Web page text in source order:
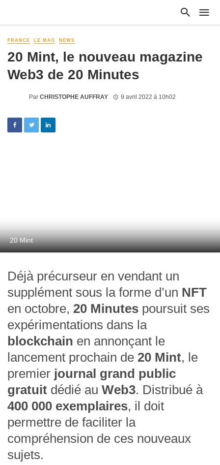
FRANCE LE MAG NEWS
20 Mint, le nouveau magazine
Web3 de 20 Minutes
Par CHRISTOPHE AUFFRAY 9 avril 2022 à 10h02
20 Mint
Déjà précurseur en vendant un
supplément sous la forme d’un NFT
en octobre, 20 Minutes poursuit ses
expérimentations dans la
blockchain en annonçant le
lancement prochain de 20 Mint, le
premier journal grand public
gratuit dédié au Web3. Distribué à
400 000 exemplaires, il doit
permettre de faciliter la
compréhension de ces nouveaux
sujets.